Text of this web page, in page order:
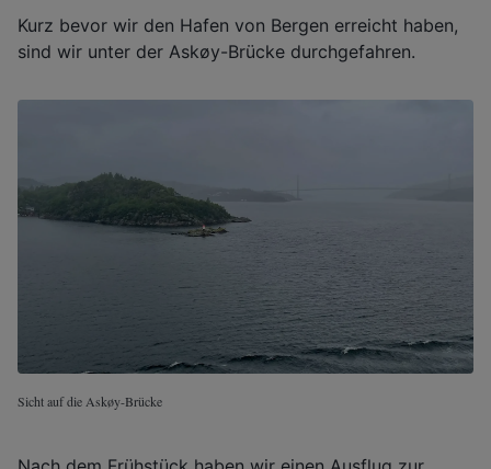
Kurz bevor wir den Hafen von Bergen erreicht haben,
sind wir unter der Askøy-Brücke durchgefahren.
Sicht auf die Askøy-Brücke